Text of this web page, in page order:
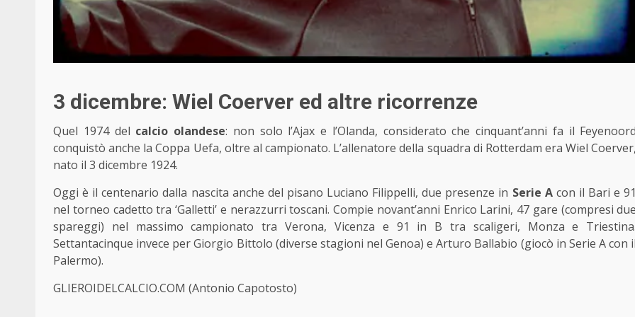
3 dicembre: Wiel Coerver ed altre ricorrenze
Quel 1974 del calcio olandese: non solo l’Ajax e l’Olanda, considerato che cinquant’anni fa il Feyenoord
conquistò anche la Coppa Uefa, oltre al campionato. L’allenatore della squadra di Rotterdam era Wiel Coerver,
nato il 3 dicembre 1924.
Oggi è il centenario dalla nascita anche del pisano Luciano Filippelli, due presenze in Serie Acon il Bari e 91
nel torneo cadetto tra ‘Galletti’ e nerazzurri toscani. Compie novant’anni Enrico Larini, 47 gare (compresi due
spareggi) nel massimo campionato tra Verona, Vicenza e 91 in B tra scaligeri, Monza e Triestina.
Settantacinque invece per Giorgio Bittolo (diverse stagioni nel Genoa) e Arturo Ballabio (giocò in Serie A con il
Palermo).
GLIEROIDELCALCIO.COM (Antonio Capotosto)